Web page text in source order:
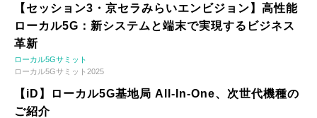
【セッション3・京セラみらいエンビジョン】高性能
ローカル5G：新システムと端末で実現するビジネス
革新
ローカル5Gサミット
ローカル5Gサミット2025
【iD】ローカル5G基地局 All-In-One、次世代機種の
ご紹介